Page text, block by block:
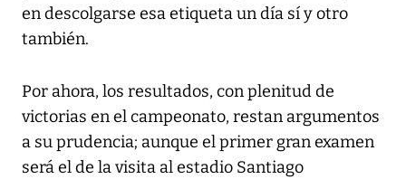
en descolgarse esa etiqueta un día sí y otro
también.
Por ahora, los resultados, con plenitud de
victorias en el campeonato, restan argumentos
a su prudencia; aunque el primer gran examen
será el de la visita al estadio Santiago